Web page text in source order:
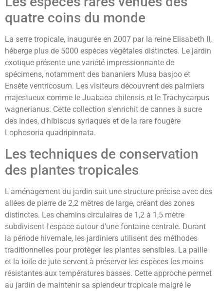
quatre coins du monde
La serre tropicale, inaugurée en 2007 par la reine Elisabeth II,
héberge plus de 5000 espèces végétales distinctes. Le jardin
exotique présente une variété impressionnante de
spécimens, notamment des bananiers Musa basjoo et
Ensète ventricosum. Les visiteurs découvrent des palmiers
majestueux comme le Juabaea chilensis et le Trachycarpus
wagnerianus. Cette collection s'enrichit de cannes à sucre
des Indes, d'hibiscus syriaques et de la rare fougère
Lophosoria quadripinnata.
Les techniques de conservation
des plantes tropicales
L'aménagement du jardin suit une structure précise avec des
allées de pierre de 2,2 mètres de large, créant des zones
distinctes. Les chemins circulaires de 1,2 à 1,5 mètre
subdivisent l'espace autour d'une fontaine centrale. Durant
la période hivernale, les jardiniers utilisent des méthodes
traditionnelles pour protéger les plantes sensibles. La paille
et la toile de jute servent à préserver les espèces les moins
résistantes aux températures basses. Cette approche permet
au jardin de maintenir sa splendeur tropicale malgré le